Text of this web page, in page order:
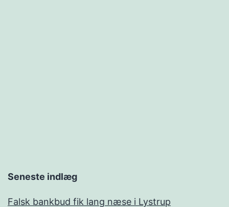
Seneste indlæg
Falsk bankbud fik lang næse i Lystrup